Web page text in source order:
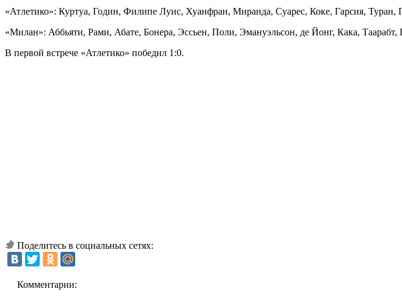
«Атлетико»: Куртуа, Годин, Филипе Луис, Хуанфран, Миранда, Суарес, Коке, Гарсия, Туран,
«Милан»: Аббьяти, Рами, Абате, Бонера, Эссьен, Поли, Эмануэльсон, де Йонг, Кака, Таарабт,
В первой встрече «Атлетико» победил 1:0.
Поделитесь в социальных сетях:
Комментарии: